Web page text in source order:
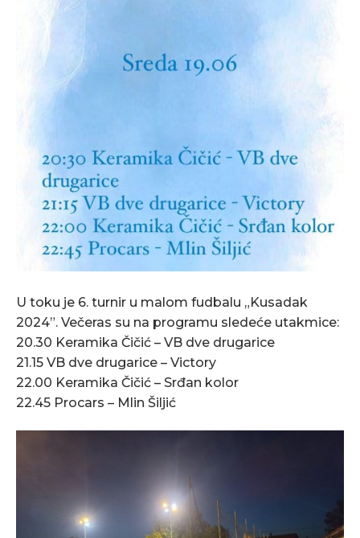
U toku je 6. turnir u malom fudbalu „Kusadak
2024”. Večeras su na programu sledeće utakmice:
20.30 Keramika Čičić – VB dve drugarice
21.15 VB dve drugarice – Victory
22.00 Keramika Čičić – Srđan kolor
22.45 Procars – Mlin Šiljić